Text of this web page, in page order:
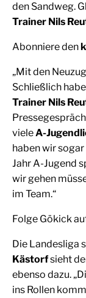
den Sandweg.
Trainer Nils
Abonniere den
„Mit den
Schließlich
Trainer Nils
vieleA-
haben wir
Jahr A-Jugend
wir gehen
im Team.“
Folge Gökick
Die Landesliga
Kästorfsieht
ebenso dazu.
ins Rollen